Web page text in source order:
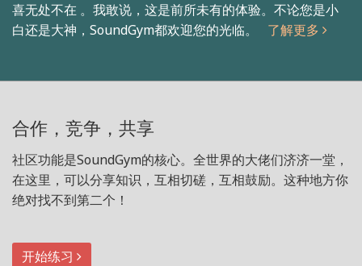
喜无处不在 。我敢说，这是前所未有的体验。不论您是小
白还是大神，SoundGym都欢迎您的光临。 了解更多
合作，竞争，共享
社区功能是SoundGym的核心。全世界的大佬们济济一堂，
在这里，可以分享知识，互相切磋，互相鼓励。这种地方你
绝对找不到第二个！
开始练习